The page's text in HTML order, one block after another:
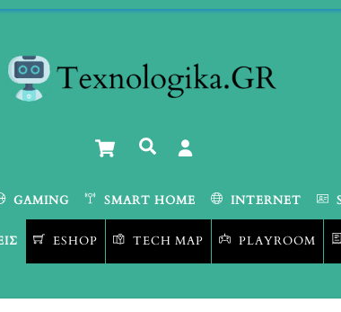
Cart Αναζήτηση
GAMING SMART HOME INTERNET
ESHOP TECH MAP PLAYROOM